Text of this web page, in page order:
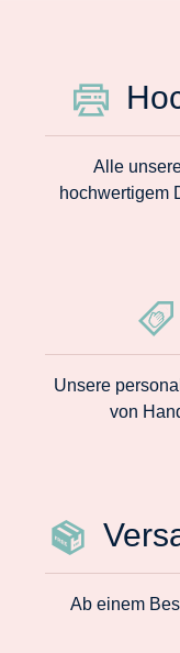
Alle
hochwertigem
Unsere
von
Ab einem